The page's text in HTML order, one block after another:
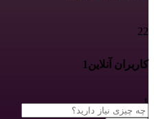
22
کاربران آنلاین 1
1